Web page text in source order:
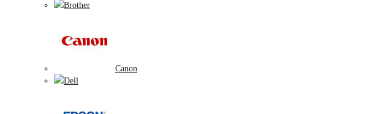
Brother
Canon
Dell